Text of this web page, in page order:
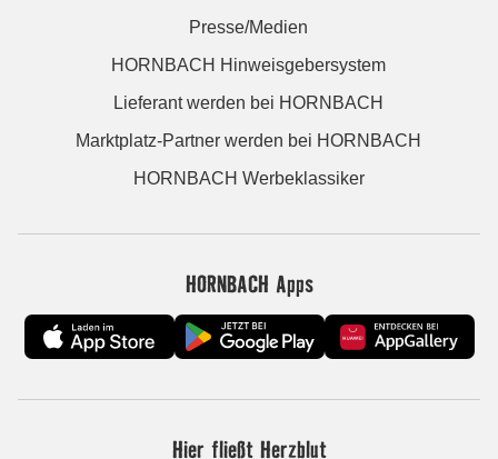
Presse/Medien
HORNBACH Hinweisgebersystem
Lieferant werden bei HORNBACH
Marktplatz-Partner werden bei HORNBACH
HORNBACH Werbeklassiker
HORNBACH Apps
Hier fließt Herzblut